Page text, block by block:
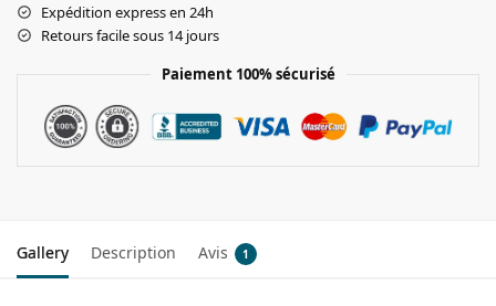
Expédition express en 24h
Retours facile sous 14 jours
Paiement 100% sécurisé
Gallery Description Avis 1